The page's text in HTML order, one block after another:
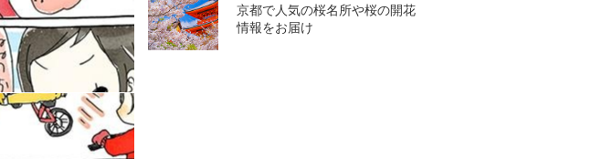
京都で人気の桜名所や桜の開花
情報をお届け